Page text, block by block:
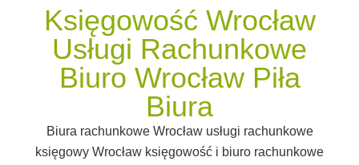
Księgowość Wrocław
Usługi Rachunkowe
Biuro Wrocław Piła
Biura
Biura rachunkowe Wrocław usługi rachunkowe
księgowy Wrocław księgowość i biuro rachunkowe